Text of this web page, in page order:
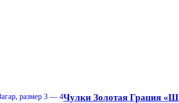
Чулки Золотая Грация